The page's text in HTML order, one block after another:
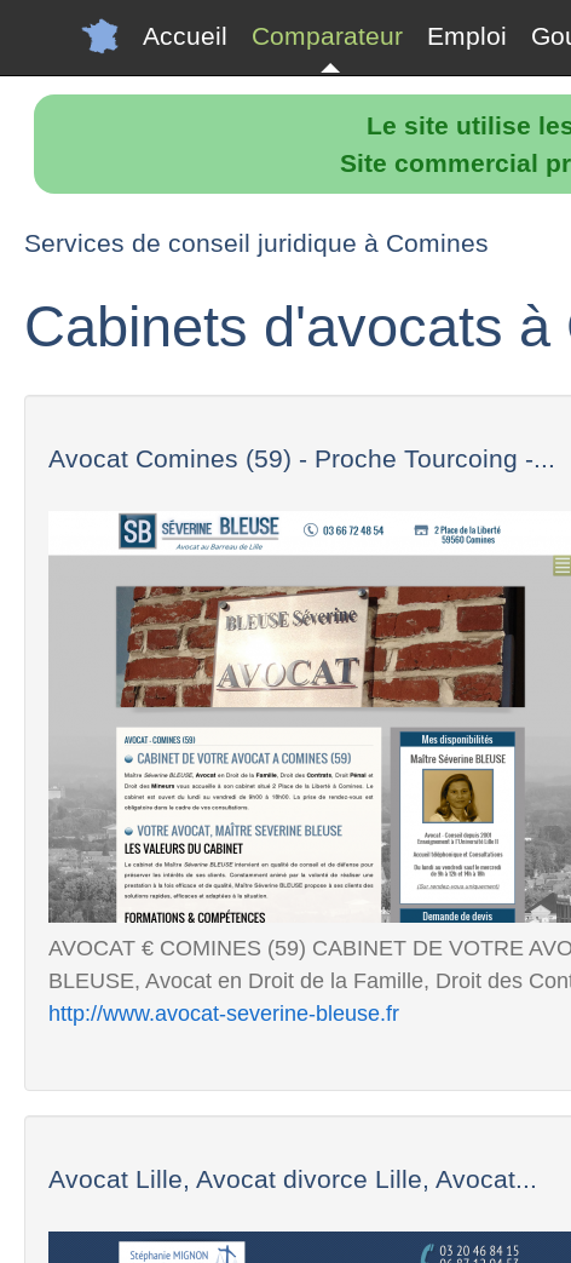
Le site utilise
Site commercial
Accueil Comparateur Emploi
Services de conseil juridique à Comines
Cabinets d'avocats à
Avocat Comines (59) - Proche Tourcoing -...
AVOCAT € COMINES (59) CABINET DE VOTRE
BLEUSE, Avocat en Droit de la Famille, Droit des
http://www.avocat-severine-bleuse.fr
Avocat Lille, Avocat divorce Lille, Avocat...